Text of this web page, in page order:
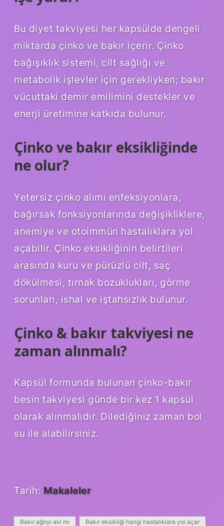
Bu diyet takviyesi her kapsülde dengeli
miktarda çinko ve bakır içerir. Çinko
bağışıklık sistemi, cilt sağlığı ve
metabolik işlevler için gerekliyken; bakır
vücuttaki demir emilimini destekler ve
enerji üretimine katkıda bulunur.
Çinko ve bakır eksikliğinde
ne olur?
Yetersiz çinko alımı enfeksiyonlara,
bağırsak fonksiyonlarında değişikliklere,
anemiye ve otoimmün hastalıklara yol
açabilir. Çinko eksikliğinin belirtileri
arasında kuru ve pürüzlü cilt, saç
dökülmesi, tırnak bozuklukları, görme
sorunları, ishal ve iştahsızlık bulunur.
Çinko & bakır takviyesi ne
zaman alınmalı?
Kapsül formunda bulunan çinko-bakır
besin takviyesi günde bir kez 1 kapsül
olarak alınmalıdır. Dilediğiniz zaman bol
su ile alabilirsiniz.
Tarih: Makaleler
Bakır ağrıyı alır mı Bakır eksikliği hangi hastalıklara yol açar